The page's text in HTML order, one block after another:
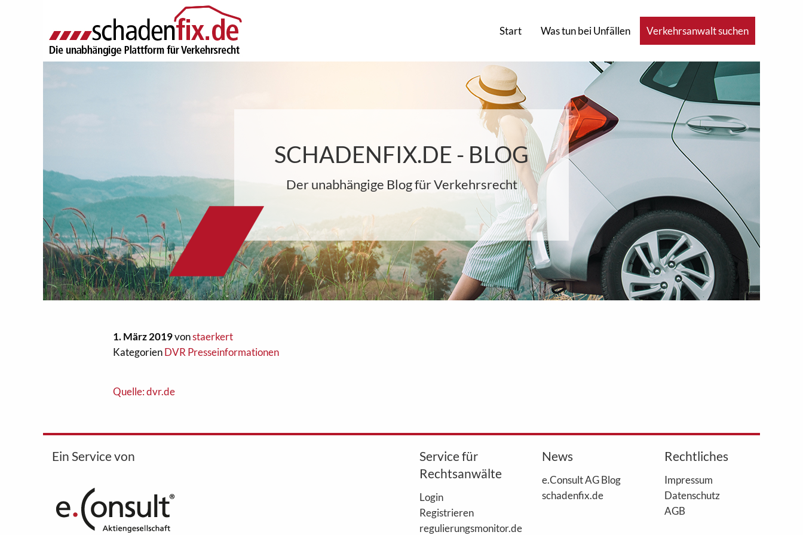
Start Was tun bei Unfällen Verkehrsanwalt suchen
SCHADENFIX.DE - BLOG
Der unabhängige Blog für Verkehrsrecht
1. März 2019vonstaerkert
KategorienDVR Presseinformationen
Quelle: dvr.de
Ein Service von
Service für
Rechtsanwälte
Login
Registrieren
regulierungsmonitor.de
News
e.Consult AG Blog
schadenfix.de
Rechtliches
Impressum
Datenschutz
AGB